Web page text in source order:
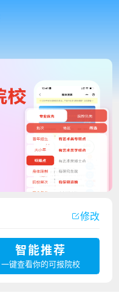
修改
智能推荐
一键查看你的可报院校
厦门大学嘉庚学院2023年艺术类招生简章